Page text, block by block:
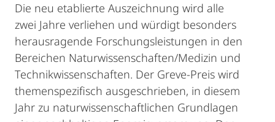
Die neu etablierte Auszeichnung wird alle
zwei Jahre verliehen und würdigt besonders
herausragende Forschungsleistungen in den
Bereichen Naturwissenschaften/Medizin und
Technikwissenschaften. Der Greve-Preis wird
themenspezifisch ausgeschrieben, in diesem
Jahr zu naturwissenschaftlichen Grundlagen